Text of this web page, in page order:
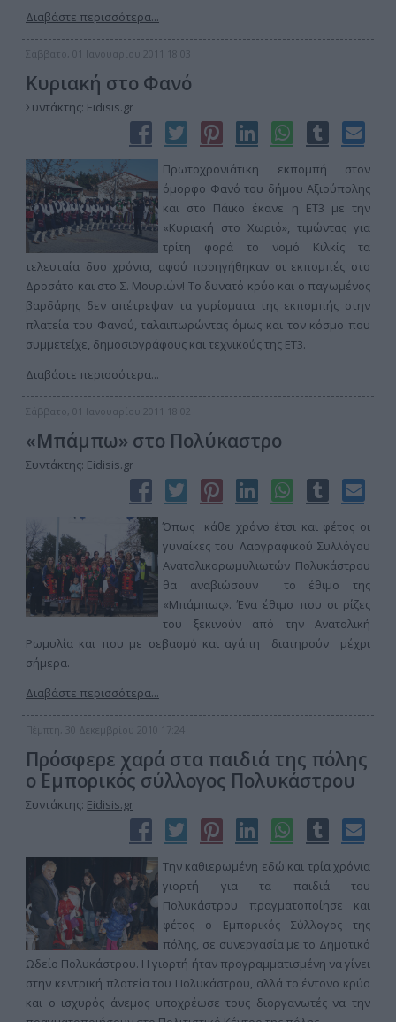
Διαβάστε περισσότερα...
Σάββατο, 01 Ιανουαρίου 2011 18:03
Κυριακή στο Φανό
Συντάκτης: Eidisis.gr
Πρωτοχρονιάτικη εκπομπή στον
όμορφο Φανό του δήμου Αξιούπολης
και στο Πάικο έκανε η ΕΤ3 με την
«Κυριακή στο Χωριό», τιμώντας για
τρίτη φορά το νομό Κιλκίς τα
τελευταία δυο χρόνια, αφού προηγήθηκαν οι εκπομπές στο
Δροσάτο και στο Σ. Μουριών! Το δυνατό κρύο και ο παγωμένος
βαρδάρης δεν απέτρεψαν τα γυρίσματα της εκπομπής στην
πλατεία του Φανού, ταλαιπωρώντας όμως και τον κόσμο που
συμμετείχε, δημοσιογράφους και τεχνικούς της ΕΤ3.
Διαβάστε περισσότερα...
Σάββατο, 01 Ιανουαρίου 2011 18:02
«Μπάμπω» στο Πολύκαστρο
Συντάκτης: Eidisis.gr
Όπως κάθε χρόνο έτσι και φέτος οι
γυναίκες του Λαογραφικού Συλλόγου
Ανατολικορωμυλιωτών Πολυκάστρου
θα αναβιώσουν το έθιμο της
«Μπάμπως». Ένα έθιμο που οι ρίζες
του ξεκινούν από την Ανατολική
Ρωμυλία και που με σεβασμό και αγάπη διατηρούν μέχρι
σήμερα.
Διαβάστε περισσότερα...
Πέμπτη, 30 Δεκεμβρίου 2010 17:24
Πρόσφερε χαρά στα παιδιά της πόλης
ο Εμπορικός σύλλογος Πολυκάστρου
Συντάκτης: Eidisis.gr
Την καθιερωμένη εδώ και τρία χρόνια
γιορτή για τα παιδιά του
Πολυκάστρου πραγματοποίησε και
φέτος ο Εμπορικός Σύλλογος της
πόλης, σε συνεργασία με το Δημοτικό
Ωδείο Πολυκάστρου. Η γιορτή ήταν προγραμματισμένη να γίνει
στην κεντρική πλατεία του Πολυκάστρου, αλλά το έντονο κρύο
και ο ισχυρός άνεμος υποχρέωσε τους διοργανωτές να την